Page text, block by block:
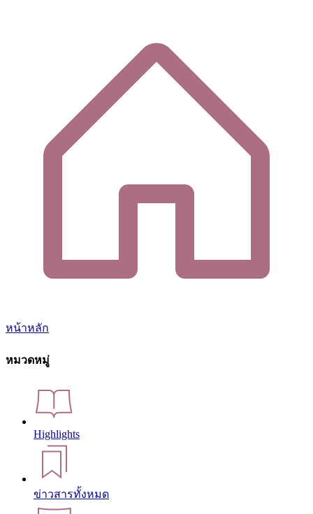
หน้าหลัก
หมวดหมู่
Highlights
ข่าวสารทั้งหมด